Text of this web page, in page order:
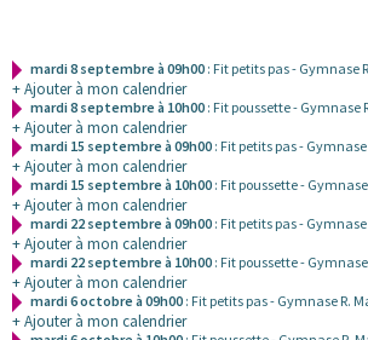
mardi 8 septembre à 09h00 : Fit petits pas - Gymnase
+ Ajouter à mon calendrier
mardi 8 septembre à 10h00 : Fit poussette - Gymnase
+ Ajouter à mon calendrier
mardi 15 septembre à 09h00 : Fit petits pas -
+ Ajouter à mon calendrier
mardi 15 septembre à 10h00 : Fit poussette -
+ Ajouter à mon calendrier
mardi 22 septembre à 09h00 : Fit petits pas -
+ Ajouter à mon calendrier
mardi 22 septembre à 10h00 : Fit poussette -
+ Ajouter à mon calendrier
mardi 6 octobre à 09h00 : Fit petits pas - Gymnase R.
+ Ajouter à mon calendrier